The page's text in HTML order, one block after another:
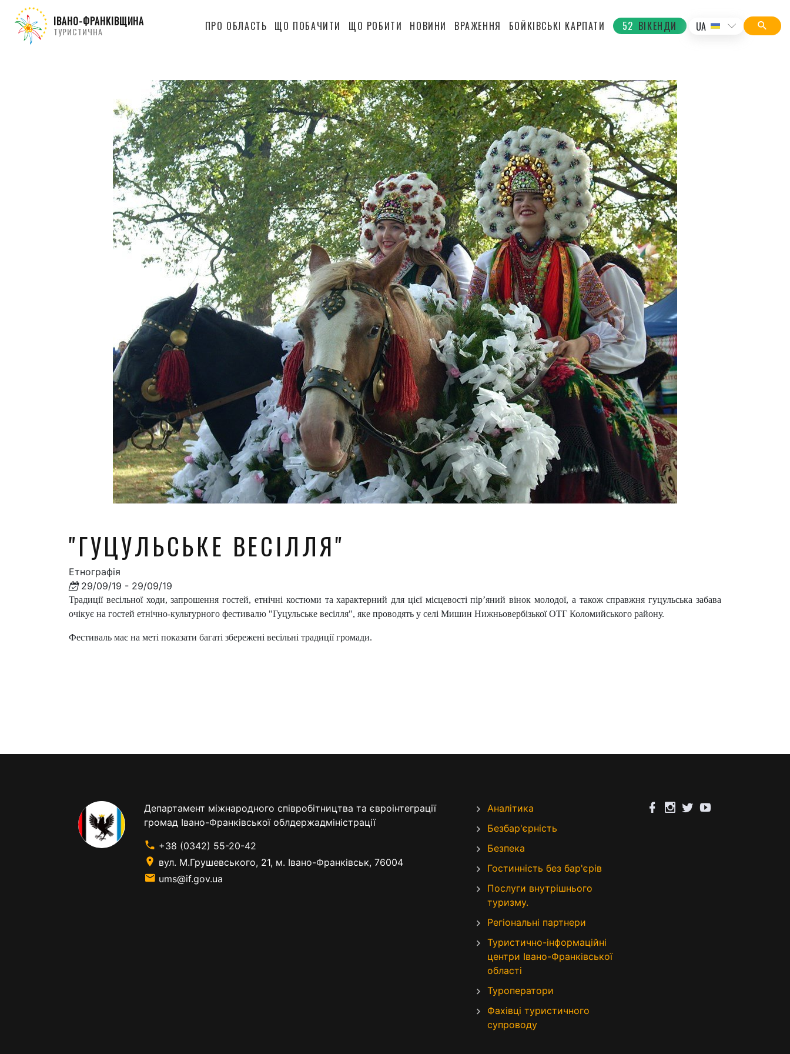
ІВАНО-ФРАНКІВЩИНА
ТУРИСТИЧНА ПРО ОБЛАСТЬ ЩО ПОБАЧИТИ ЩО РОБИТИ НОВИНИ ВРАЖЕННЯ БОЙКІВСЬКІ КАРПАТИ 52 ВІКЕНДИ UA
"ГУЦУЛЬСЬКЕ ВЕСІЛЛЯ"
Етнографія
29/09/19 - 29/09/19
Традиції весільної ходи, запрошення гостей, етнічні костюми та характерний для цієї місцевості пір’яний вінок молодої, а також справжня гуцульська забава
очікує на гостей етнічно-культурного фестивалю "Гуцульське весілля", яке проводять у селі Мишин Нижньовербізької ОТГ Коломийського району.
Фестиваль має на меті показати багаті збережені весільні традиції громади.
Департамент міжнародного співробітництва та євроінтеграції
громад Івано-Франківської облдержадміністрації
+38 (0342) 55-20-42
вул. М.Грушевського, 21, м. Івано-Франківськ, 76004
ums@if.gov.ua
Аналітика
Безбар'єрність
Безпека
Гостинність без бар'єрів
Послуги внутрішнього
туризму.
Регіональні партнери
Туристично-інформаційні
центри Івано-Франківської
області
Туроператори
Фахівці туристичного
супроводу